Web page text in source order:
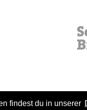
findest du in unserer